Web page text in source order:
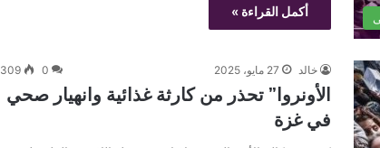
أكمل القراءة »
خالد 27 مايو، 2025 0
309
الأونروا” تحذر من كارثة غذائية وانهيار صحي
في غزة